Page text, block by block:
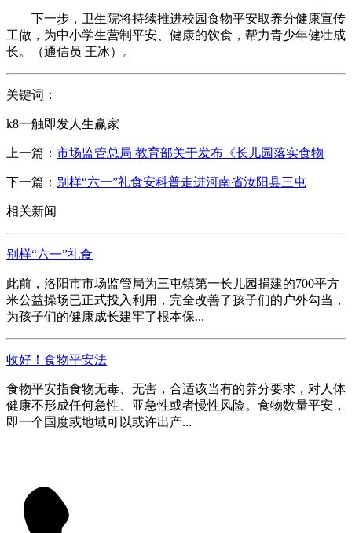
下一步，卫生院将持续推进校园食物平安取养分健康宣传
工做，为中小学生营制平安、健康的饮食，帮力青少年健壮成
长。（通信员 王冰）。
关键词：
k8一触即发人生赢家
上一篇： 市场监管总局 教育部关于发布《长儿园落实食物
下一篇： 别样“六一”礼食安科普走进河南省汝阳县三屯
相关新闻
别样“六一”礼食
此前，洛阳市市场监管局为三屯镇第一长儿园捐建的700平方
米公益操场已正式投入利用，完全改善了孩子们的户外勾当，
为孩子们的健康成长建牢了根本保...
收好！食物平安法
食物平安指食物无毒、无害，合适该当有的养分要求，对人体
健康不形成任何急性、亚急性或者慢性风险。食物数量平安，
即一个国度或地域可以或许出产...